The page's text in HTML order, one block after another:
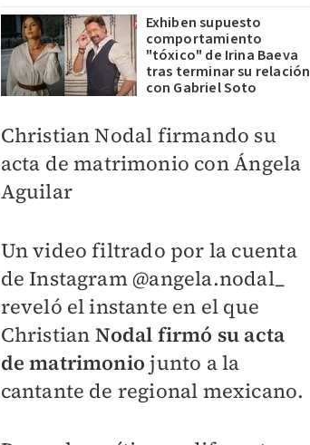
Exhiben supuesto
comportamiento
"tóxico" de Irina Baeva
tras terminar su relación
con Gabriel Soto
Christian Nodal firmando su
acta de matrimonio con Ángela
Aguilar
Un video filtrado por la cuenta
de Instagram @angela.nodal_
reveló el instante en el que
Christian Nodal firmó su acta
de matrimonio junto a la
cantante de regional mexicano.